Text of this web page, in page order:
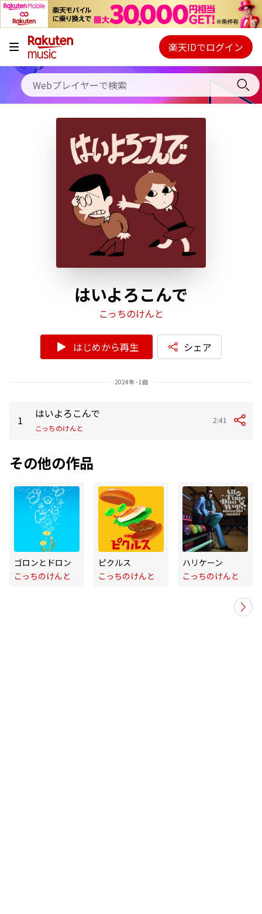
キャンペーン
料金プラン
使い方
初回30日間無料お試し
Webプレイヤー
ご契約内容の確認・変更
楽天IDでログイン
はいよろこんで
こっちのけんと
はじめから再生 シェア
2024年 - 1曲
1 はいよろこんで
こっちのけんと
2:41
その他の作品
ゴロンとドロン
こっちのけんと
ピクルス
こっちのけんと
ハリケーン
こっちのけんと